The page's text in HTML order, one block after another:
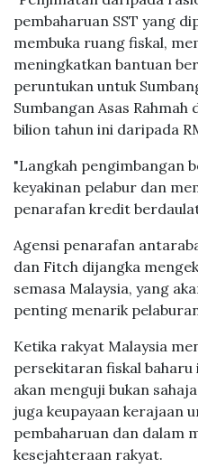
“Penjimatan daripada
pembaharuan SST yang
membuka ruang fiskal,
meningkatkan bantuan
peruntukan untuk
Sumbangan Asas Rahmah
"Langkah pengimbangan
keyakinan pelabur dan
Agensi penarafan
dan Fitch dijangka
semasa Malaysia, yang
Ketika rakyat Malaysia
persekitaran fiskal baharu
akan menguji bukan
juga keupayaan kerajaan
pembaharuan dan dalam